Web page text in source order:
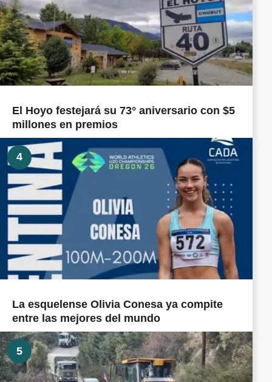
El Hoyo festejará su 73° aniversario con $5
millones en premios
4
La esquelense Olivia Conesa ya compite
entre las mejores del mundo
5